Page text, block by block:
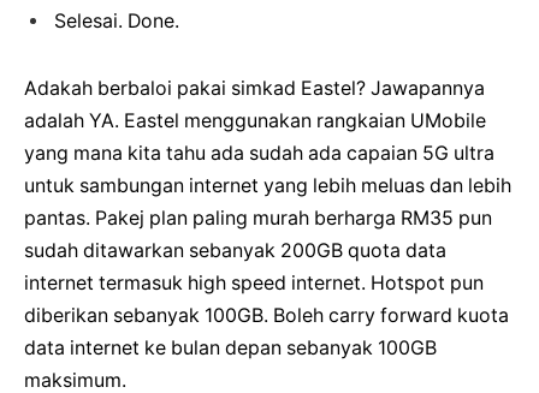
Selesai. Done.
Adakah berbaloi pakai simkad Eastel? Jawapannya
adalah YA. Eastel menggunakan rangkaian UMobile
yang mana kita tahu ada sudah ada capaian 5G ultra
untuk sambungan internet yang lebih meluas dan lebih
pantas. Pakej plan paling murah berharga RM35 pun
sudah ditawarkan sebanyak 200GB quota data
internet termasuk high speed internet. Hotspot pun
diberikan sebanyak 100GB. Boleh carry forward kuota
data internet ke bulan depan sebanyak 100GB
maksimum.